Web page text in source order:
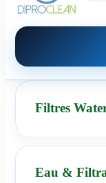
Filtres
Eau &